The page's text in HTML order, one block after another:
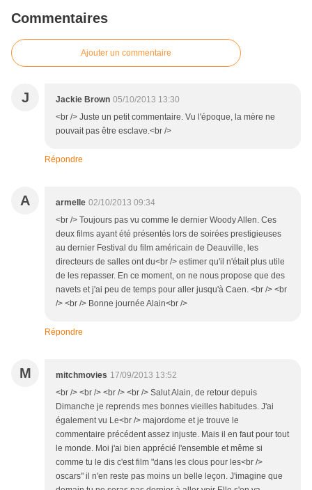
Commentaires
Ajouter un commentaire
J Jackie Brown 05/10/2013 13:30
<br /> Juste un petit commentaire. Vu l'époque, la mère ne
pouvait pas être esclave.<br />
Répondre
A armelle 02/10/2013 09:34
<br /> Toujours pas vu comme le dernier Woody Allen. Ces
deux films ayant été présentés lors de soirées prestigieuses
au dernier Festival du film américain de Deauville, les
directeurs de salles ont du<br /> estimer qu'il n'était plus utile
de les repasser. En ce moment, on ne nous propose que des
navets et j'ai peu de temps pour aller jusqu'à Caen. <br /> <br
/> <br /> Bonne journée Alain<br />
Répondre
M mitchmovies 17/09/2013 13:52
<br /> <br /> <br /> <br /> Salut Alain, de retour depuis
Dimanche je reprends mes bonnes vieilles habitudes. J'ai
également vu Le<br /> majordome et je trouve le
commentaire précédent assez injuste. Mais il en faut pour tout
le monde. Moi j'ai bien apprécié l'ensemble et même si
comme tu le dis c'est film "dans les clous pour les<br />
oscars" il n'en reste pas moins un belle leçon. J'imagine que